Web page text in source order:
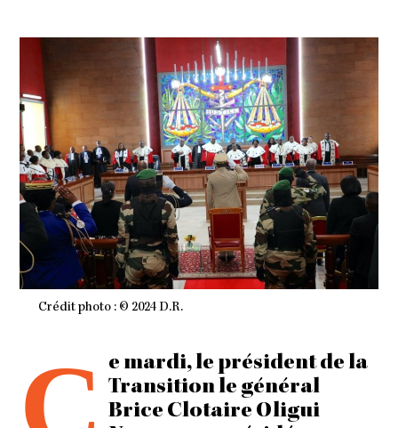
0
6
H
2
1
M
I
N
Crédit photo : © 2024 D.R.
e mardi, le président de la
Transition le général
Brice Clotaire Oligui